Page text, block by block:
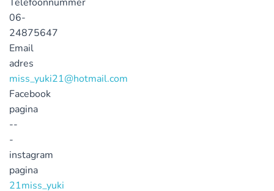
06-
24875647
Email
adres
miss_yuki21@hotmail.com
Facebook
pagina
--
-
instagram
pagina
21miss_yuki